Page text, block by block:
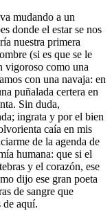
mudando a un
donde el estar se nos
nuestra primera
(si es que se le
vigoroso como una
con una navaja: en
puñalada certera en
Sin duda,
ingrata y por el bien
caía en mis
de la agenda de
humana: que si el
y el corazón, ese
dijo ese gran poeta
de sangre que
de aquí.